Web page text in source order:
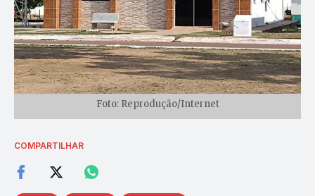
Foto: Reprodução/Internet
COMPARTILHAR